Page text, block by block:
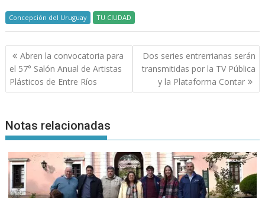
Concepción del Uruguay TU CIUDAD
Navegación
de
entradas
Abren la convocatoria para
el 57° Salón Anual de Artistas
Plásticos de Entre Ríos
Dos series entrerrianas serán
transmitidas por la TV Pública
y la Plataforma Contar
Notas relacionadas